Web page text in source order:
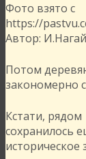
Фото взято с
https://
Автор:
Потом
закономерно
Кстати, рядом
сохранилось
историческое